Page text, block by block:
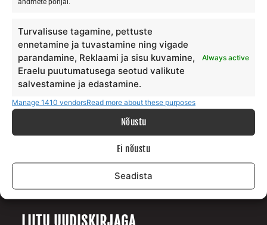
Turvalisuse tagamine, pettuste
ennetamine ja tuvastamine ning vigade
parandamine, Reklaami ja sisu kuvamine,
Eraelu puutumatusega seotud valikute
salvestamine ja edastamine.
Always active
Manage 1410 vendorsRead more about these purposes
Nõustu
Ei nõustu
Seadista
Meie lugu
Teenus
Galerii
Surfiblogi
Toetajad
Kontakt
TINGIMUSED
Andmekaitse tingimused
Teenuste ja ostu tingimused